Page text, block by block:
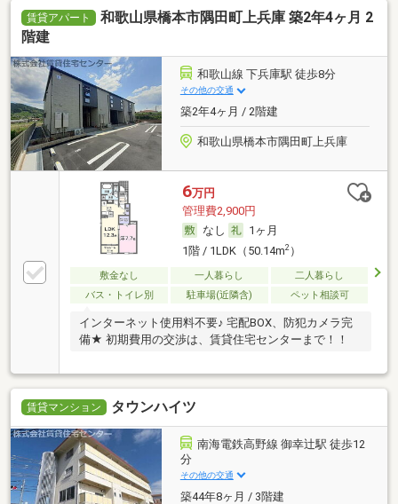
賃貸アパート
和歌山県橋本市隅田町上兵庫 築2年4ヶ月 2
階建
和歌山線 下兵庫駅 徒歩8分
その他の交通
築2年4ヶ月 / 2階建
和歌山県橋本市隅田町上兵庫
6万円
管理費2,900円
なし
1ヶ月
1階 / 1LDK（50.14m2）
敷金なし 一人暮らし
二人暮らし
バス・トイレ別
駐車場(近隣含) ペット相談可
インターネット使用料不要♪ 宅配BOX、防犯カメラ完
備★ 初期費用の交渉は、賃貸住宅センターまで！！
賃貸マンション タウンハイツ
南海電鉄高野線 御幸辻駅 徒歩12
分
その他の交通
築44年8ヶ月 / 3階建